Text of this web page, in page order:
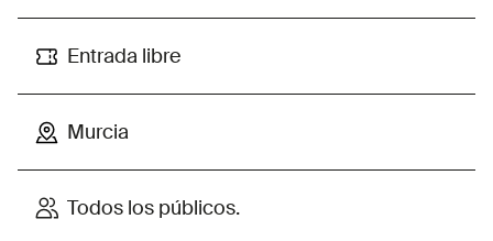
Entrada libre
Murcia
Todos los públicos.